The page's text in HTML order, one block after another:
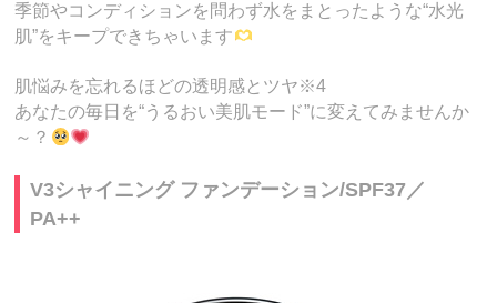
季節やコンディションを問わず水をまとったような“水光
肌”をキープできちゃいます
肌悩みを忘れるほどの透明感とツヤ※4
あなたの毎日を“うるおい美肌モード”に変えてみませんか
～？
V3シャイニング ファンデーション/SPF37／
PA++